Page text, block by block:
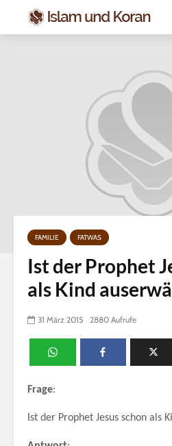
FAMILIE FATWAS
Ist der Prophet
als Kind
31 März 2015 2880 Aufrufe
Frage:
Ist der Prophet Jesus schon als